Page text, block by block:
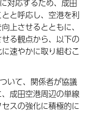
対応するため、成田
と呼応し、空港を利
上させるとともに、
る観点から、以下の
速やかに取り組むこ
いて、関係者が協議
成田空港周辺の単線
スの強化に積極的に